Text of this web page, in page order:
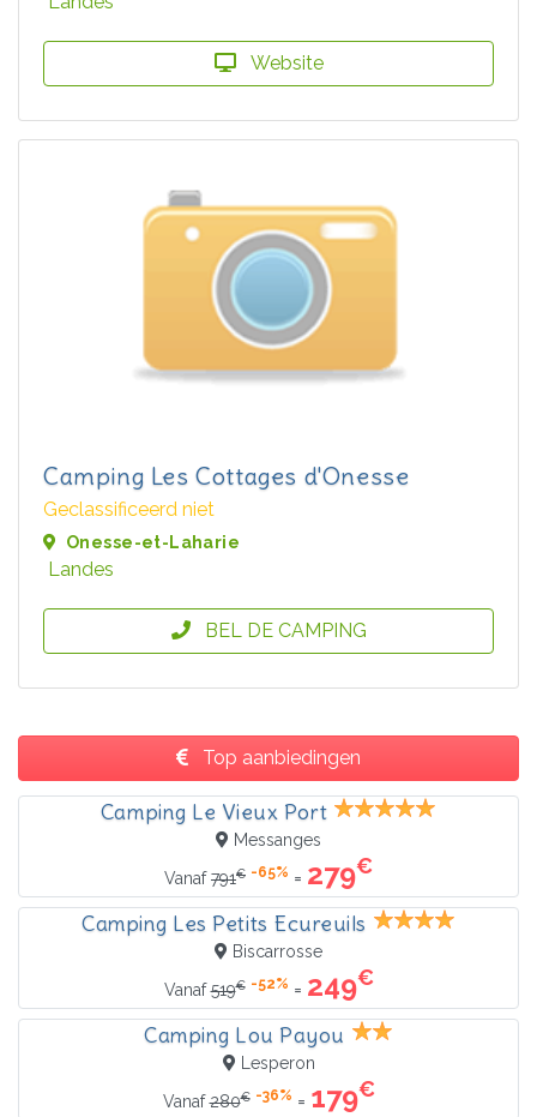
Website
Camping Les Cottages d'Onesse
Geclassificeerd niet
Onesse-et-Laharie
Landes
BEL DE CAMPING
Top aanbiedingen
Camping Le Vieux Port
Messanges
Vanaf791€ -65% = 279€
Camping Les Petits Ecureuils
Biscarrosse
Vanaf519€ -52% = 249€
Camping Lou Payou
Lesperon
Vanaf280€ -36% = 179€